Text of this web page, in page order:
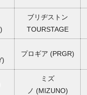
ブリヂストン
TOURSTAGE
プロギア (PRGR)
ミズ
ノ (MIZUNO)